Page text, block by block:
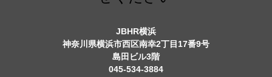
JBHR横浜
神奈川県横浜市西区南幸2丁目17番9号
島田ビル3階
045-534-3884